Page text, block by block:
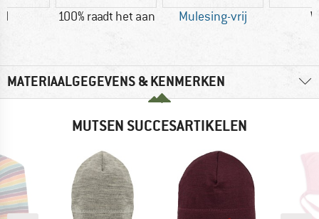
100% raadt het aan Mulesing-vrij
MATERIAALGEGEVENS & KENMERKEN
MUTSEN SUCCESARTIKELEN